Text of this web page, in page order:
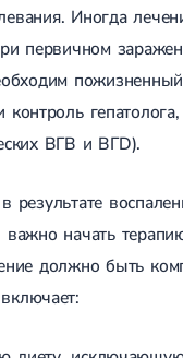
Иногда
первичном
контроль
ВГВ и ВГD).
результате
важно начать
должно быть